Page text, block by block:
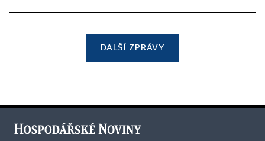
DALŠÍ ZPRÁVY